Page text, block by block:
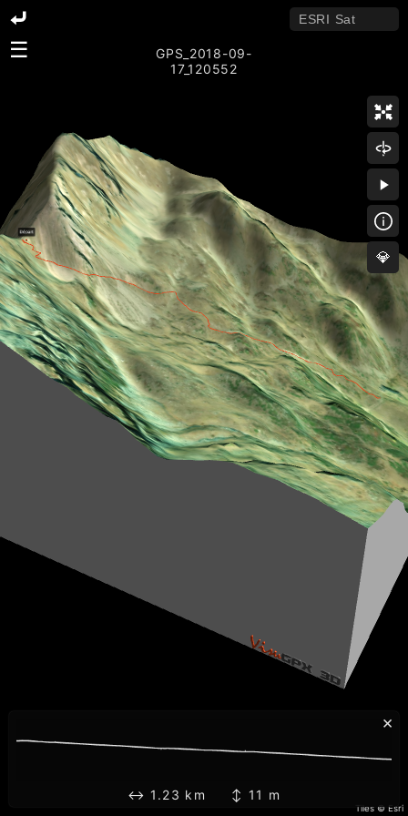
Tiles © Esri
☰
💎
×
↔ 1.23 km ↕ 11 m
GPS_2018-09-
17_120552